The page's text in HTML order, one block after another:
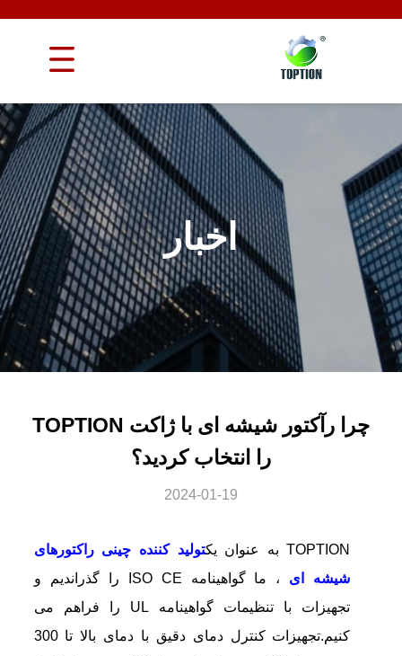
اخبار
چرا رآکتور شیشه ای با ژاکت TOPTION
را انتخاب کردید؟
2024-01-19
TOPTION به عنوان یک
تولید کننده چینی راکتورهای
شیشه ای
، ما گواهینامه ISO CE را گذراندیم و
تجهیزات با تنظیمات گواهینامه UL را فراهم می
کنیم.تجهیزات کنترل دمای دقیق با دمای بالا تا 300